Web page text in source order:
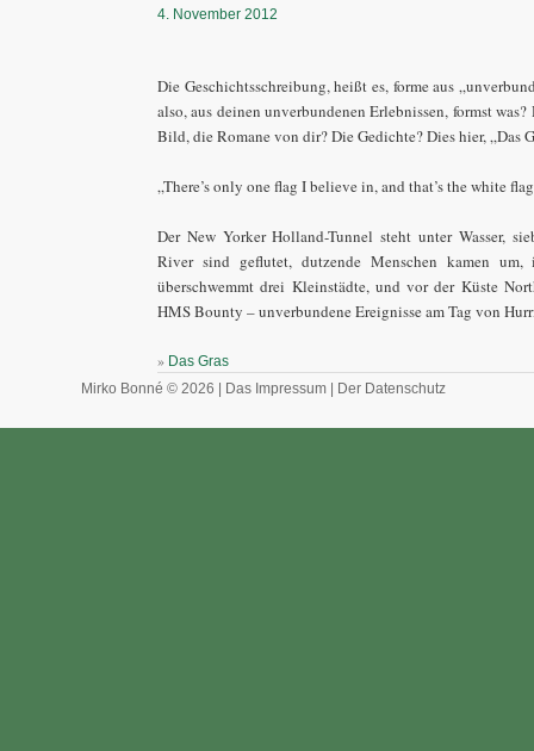
4. November 2012
Die Geschichtsschreibung, heißt es, forme aus
also, aus deinen unverbundenen Erlebnissen, formst
Bild, die Romane von dir? Die Gedichte? Dies hier, „Das
„There’s only one flag I believe in, and that’s the white
Der New Yorker Holland-Tunnel steht unter Wasser,
River sind geflutet, dutzende Menschen kamen
überschwemmt drei Kleinstädte, und vor der Küste
HMS Bounty – unverbundene Ereignisse am Tag von
» Das Gras
Mirko Bonné © 2026 |
Das Impressum Der Datenschutz